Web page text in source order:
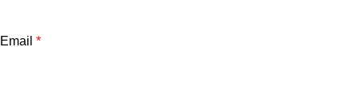
Email *